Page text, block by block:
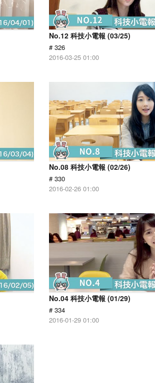
No.12 科技小電報 (03/25)
# 326
2016-03-25 01:00
No.08 科技小電報 (02/26)
# 330
2016-02-26 01:00
No.04 科技小電報 (01/29)
# 334
2016-01-29 01:00